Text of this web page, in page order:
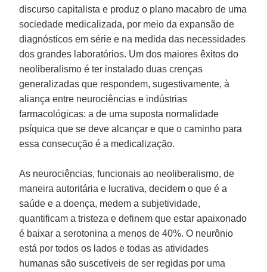
discurso capitalista e produz o plano macabro de uma
sociedade medicalizada, por meio da expansão de
diagnósticos em série e na medida das necessidades
dos grandes laboratórios. Um dos maiores êxitos do
neoliberalismo é ter instalado duas crenças
generalizadas que respondem, sugestivamente, à
aliança entre neurociências e indústrias
farmacológicas: a de uma suposta normalidade
psíquica que se deve alcançar e que o caminho para
essa consecução é a medicalização.
As neurociências, funcionais ao neoliberalismo, de
maneira autoritária e lucrativa, decidem o que é a
saúde e a doença, medem a subjetividade,
quantificam a tristeza e definem que estar apaixonado
é baixar a serotonina a menos de 40%. O neurônio
está por todos os lados e todas as atividades
humanas são suscetíveis de ser regidas por uma